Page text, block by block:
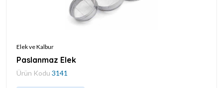
Elek ve Kalbur
Paslanmaz Elek
Ürün Kodu 3141